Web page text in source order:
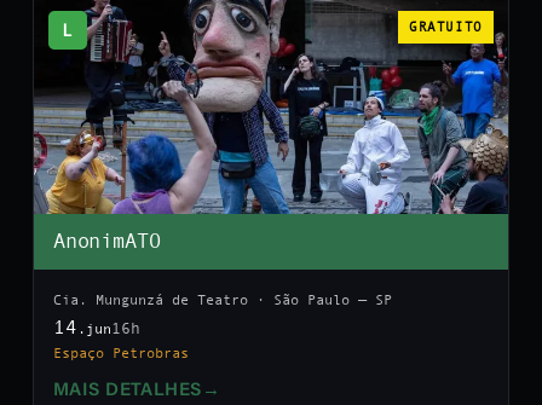
L GRATUITO
AnonimATO
Cia. Mungunzá de Teatro · São Paulo — SP
14 .jun 16h
Espaço Petrobras
MAIS DETALHES →